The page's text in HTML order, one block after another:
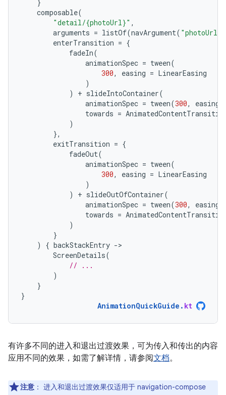
}
composable(
"detail/{photoUrl}" ,
arguments = listOf(navArgument( "photoUrl"
enterTransition = {
fadeIn(
animationSpec = tween(
300, easing = LinearEasing
)
)
+ slideIntoContainer(
animationSpec = tween(300, easing
towards =
)
},
exitTransition = {
fadeOut(
animationSpec = tween(
300, easing = LinearEasing
)
)
+ slideOutOfContainer(
animationSpec = tween(300, easing
towards =
)
}
)
{ backStackEntry -
ScreenDetails(
// ...
)
}
}
AnimationQuickGuide . kt
有许多不同的进入和退出过渡效果，可为传入和传出的内容
应用不同的效果，如需了解详情，请参阅文档。
注意 ： 进入和退出过渡效果仅适用于 navigation-compose